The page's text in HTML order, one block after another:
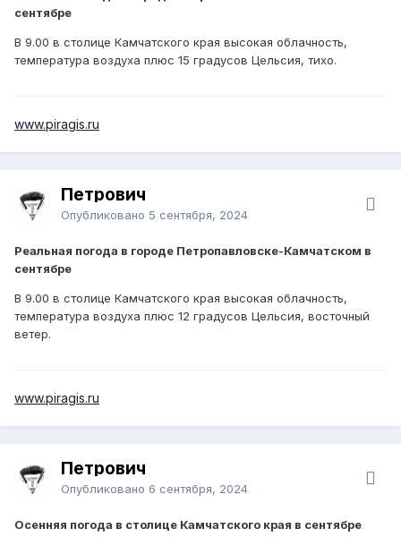
сентябре
В 9.00 в столице Камчатского края высокая облачность,
температура воздуха плюс 15 градусов Цельсия, тихо.
www.piragis.ru
Петрович
Опубликовано 5 сентября, 2024
Реальная погода в городе Петропавловске-Камчатском в
сентябре
В 9.00 в столице Камчатского края высокая облачность,
температура воздуха плюс 12 градусов Цельсия, восточный
ветер.
www.piragis.ru
Петрович
Опубликовано 6 сентября, 2024
Осенняя погода в столице Камчатского края в сентябре